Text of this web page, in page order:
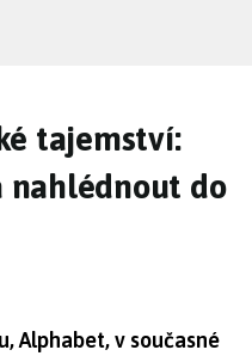
tajemství:
nahlédnout do
Alphabet, v současné